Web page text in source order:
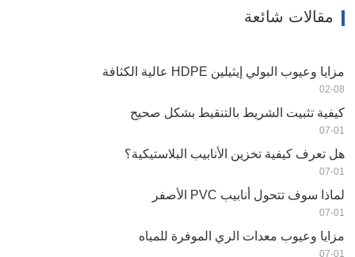
مقالات شائعة
مزايا وعيوب البولي إيثيلين HDPE عالية الكثافة
02-08
كيفية تثبيت الشريط بالتنقيط بشكل صحيح
07-01
هل تعرف كيفية تخزين الأنابيب البلاستيكية؟
07-01
لماذا سوف تتحول أنابيب PVC الأصفر
07-01
مزايا وعيوب معدات الري الموفرة للمياه
07-01